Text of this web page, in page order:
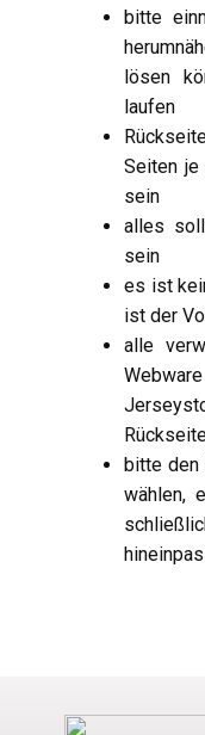
bitte
lösen
laufen
Seiten
sein
alles
sein
es ist
ist der
alle
bitte den
wählen,